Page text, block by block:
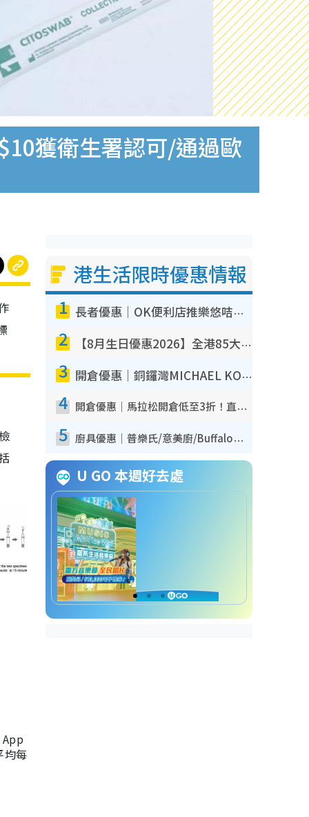
獲衛生署認可/通過歐
均每
港生活限時優惠情報
1 長者優惠｜OK便利店推樂悠咭優惠！買麵包/牛奶/保健品拍卡即減
2 【8月生日優惠2026】全港85大食買玩著數攻略 自助餐/火鍋放題同行免費＋誠品/DONKI送現金券
3 開倉優惠｜銅鑼灣MICHAEL KORS開倉低至17折！直擊$500起買手袋/銀包/鞋款 必買經典Jet Set系列
4 開倉優惠｜馬拉松開倉低至3折！直擊$99起買adidas／New Balance／Puma鞋款 STANLEY保溫杯劈價至$119起
5 廚具優惠｜普樂氏/意美廚/Buffalo廚具低至3折！$89起買煎鍋／炒鑊／個人鍋 同場小家電激減至$99起
U GO 本週好去處